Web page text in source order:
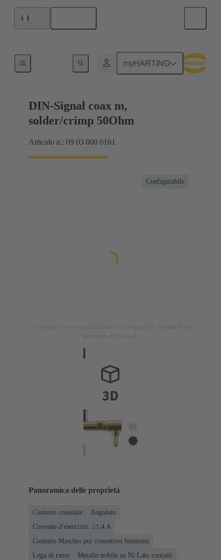
myHARTING
DIN-Signal coax m,
solder/crimp 50Ohm
Articolo n.: 09 03 000 6161
Configurabile
Panoramica delle proprietà
Contatto coassiale
Angolato
Corrente d'esercizio: ≤1.4 A
Contatto Maschio per connettori femmina
Lega di rame
Metallo nobile su Ni Lato contatti